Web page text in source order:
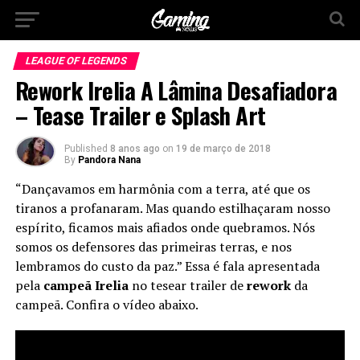
LEAGUE OF LEGENDS
Rework Irelia A Lâmina Desafiadora
– Tease Trailer e Splash Art
Published 8 anos ago on 19 de março de 2018
By Pandora Nana
“Dançavamos em harmônia com a terra, até que os
tiranos a profanaram. Mas quando estilhaçaram nosso
espírito, ficamos mais afiados onde quebramos. Nós
somos os defensores das primeiras terras, e nos
lembramos do custo da paz.” Essa é fala apresentada
pela campeã Ireliano tesear trailer dereworkda
campeã. Confira o vídeo abaixo.